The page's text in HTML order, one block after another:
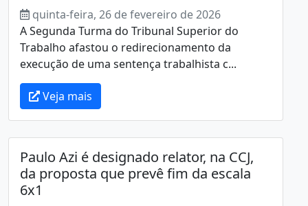
quinta-feira, 26 de fevereiro de 2026
A Segunda Turma do Tribunal Superior do
Trabalho afastou o redirecionamento da
execução de uma sentença trabalhista c...
Veja mais
Paulo Azi é designado relator, na CCJ,
da proposta que prevê fim da escala
6x1